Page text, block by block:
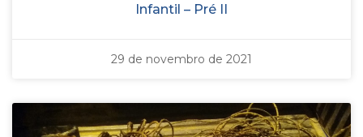
Infantil – Pré II
29 de novembro de 2021